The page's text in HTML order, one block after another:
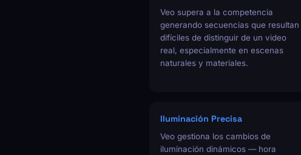
Veo supera a la competencia
generando secuencias que resultan
difíciles de distinguir de un video
real, especialmente en escenas
naturales y materiales.
Iluminación Precisa
Veo gestiona los cambios de
iluminación dinámicos — hora